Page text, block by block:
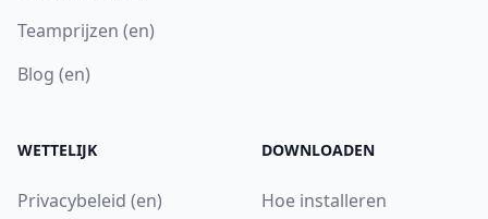
Teamprijzen (en)
Blog (en)
WETTELIJK
Privacybeleid (en)
DOWNLOADEN
Hoe installeren